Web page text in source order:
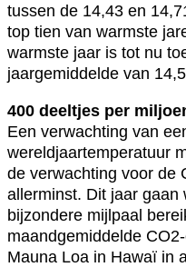
tussen de 14,43 en
top tien van warmste
warmste jaar is tot nu
jaargemiddelde van
400 deeltjes per
Een verwachting van
wereldjaartemperatuur
de verwachting voor de
allerminst. Dit jaar gaan
bijzondere mijlpaal
maandgemiddelde
Mauna Loa in Hawaï in